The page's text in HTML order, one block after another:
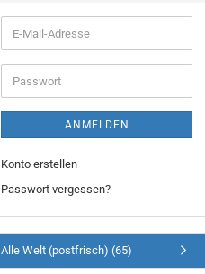
E-
Mail-
Adresse
Passwort
ANMELDEN
Konto erstellen
Passwort vergessen?
Alle Welt (postfrisch) (65)